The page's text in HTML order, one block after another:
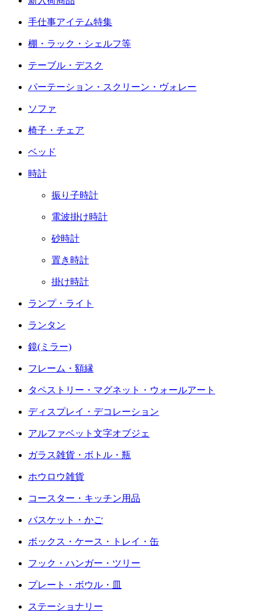
手仕事アイテム特集
棚・ラック・シェルフ等
テーブル・デスク
パーテーション・スクリーン・ヴォレー
ソファ
椅子・チェア
ベッド
時計
振り子時計
電波掛け時計
砂時計
置き時計
掛け時計
ランプ・ライト
ランタン
鏡(ミラー)
フレーム・額縁
タペストリー・マグネット・ウォールアート
ディスプレイ・デコレーション
アルファベット文字オブジェ
ガラス雑貨・ボトル・瓶
ホウロウ雑貨
コースター・キッチン用品
バスケット・かご
ボックス・ケース・トレイ・缶
フック・ハンガー・ツリー
プレート・ボウル・皿
ステーショナリー